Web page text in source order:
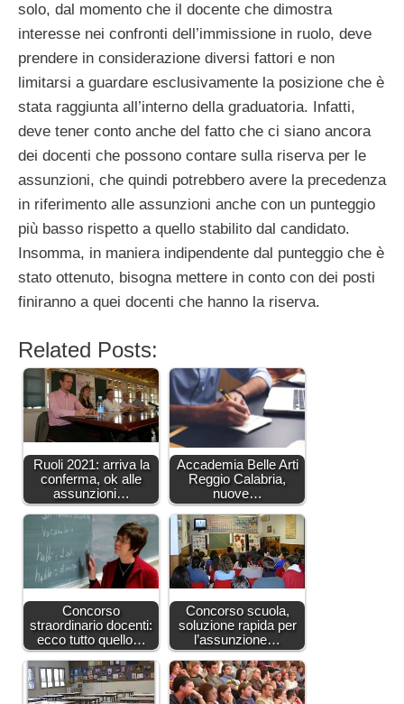
solo, dal momento che il docente che dimostra
interesse nei confronti dell’immissione in ruolo, deve
prendere in considerazione diversi fattori e non
limitarsi a guardare esclusivamente la posizione che è
stata raggiunta all’interno della graduatoria. Infatti,
deve tener conto anche del fatto che ci siano ancora
dei docenti che possono contare sulla riserva per le
assunzioni, che quindi potrebbero avere la precedenza
in riferimento alle assunzioni anche con un punteggio
più basso rispetto a quello stabilito dal candidato.
Insomma, in maniera indipendente dal punteggio che è
stato ottenuto, bisogna mettere in conto con dei posti
finiranno a quei docenti che hanno la riserva.
Related Posts:
Ruoli 2021: arriva la
conferma, ok alle
assunzioni…
Accademia Belle Arti
Reggio Calabria,
nuove…
Concorso
straordinario docenti:
ecco tutto quello…
Concorso scuola,
soluzione rapida per
l’assunzione…